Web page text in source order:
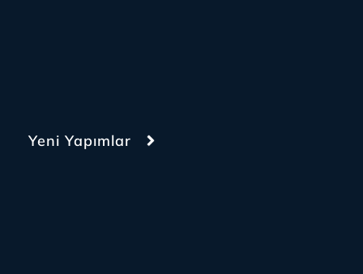
Yeni Yapımlar